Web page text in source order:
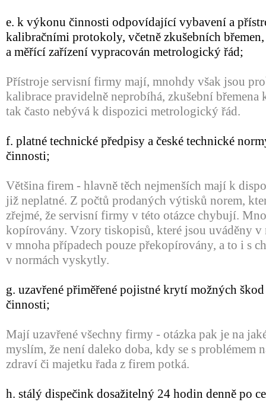
e. k výkonu činnosti odpovídající vybavení a
kalibračními protokoly, včetně zkušebních
a měřící zařízení vypracován metrologický řád;
Přístroje servisní firmy mají, mnohdy však jsou
kalibrace pravidelně neprobíhá, zkušební břemena
tak často nebývá k dispozici metrologický řád.
f. platné technické předpisy a české technické
činnosti;
Většina firem - hlavně těch nejmenších mají k
již neplatné. Z počtů prodaných výtisků norem,
zřejmé, že servisní firmy v této otázce chybují.
kopírovány. Vzory tiskopisů, které jsou uváděny
v mnoha případech pouze překopírovány, a to i s
v normách vyskytly.
g. uzavřené přiměřené pojistné krytí možných
činnosti;
Mají uzavřené všechny firmy - otázka pak je na
myslím, že není daleko doba, kdy se s problémem
zdraví či majetku řada z firem potká.
h. stálý dispečink dosažitelný 24 hodin denně po